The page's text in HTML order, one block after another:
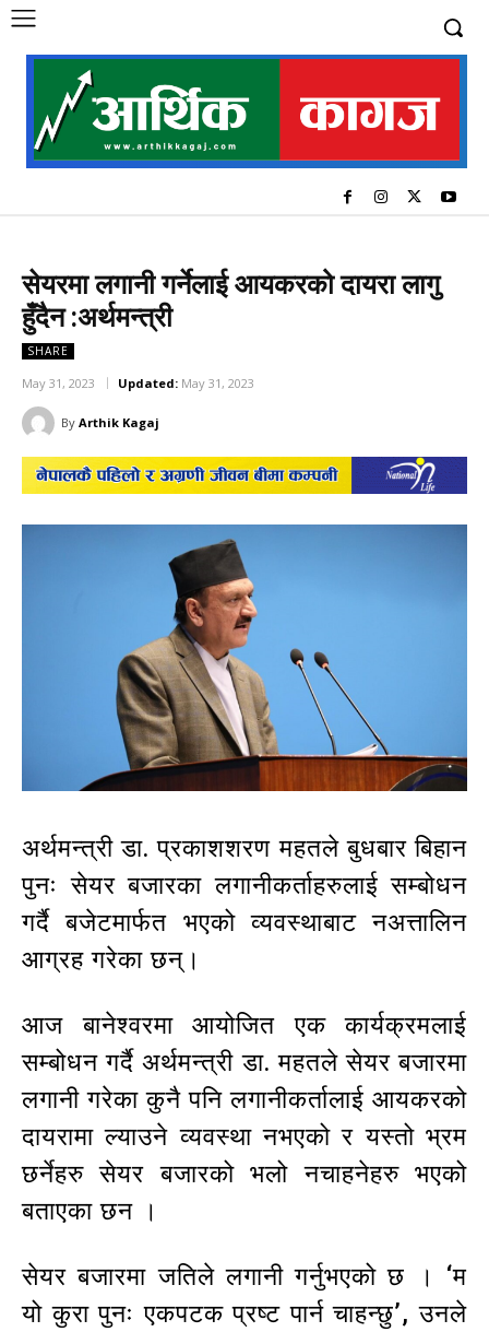
सेयरमा लगानी गर्नेलाई आयकरको दायरा लागु
हुँदैन :अर्थमन्त्री
SHARE
May 31, 2023 Updated: May 31, 2023
By Arthik Kagaj
अर्थमन्त्री डा. प्रकाशशरण महतले बुधबार बिहान
पुनः सेयर बजारका लगानीकर्ताहरुलाई सम्बोधन
गर्दै बजेटमार्फत भएको व्यवस्थाबाट नअत्तालिन
आग्रह गरेका छन्।
आज बानेश्वरमा आयोजित एक कार्यक्रमलाई
सम्बोधन गर्दै अर्थमन्त्री डा. महतले सेयर बजारमा
लगानी गरेका कुनै पनि लगानीकर्तालाई आयकरको
दायरामा ल्याउने व्यवस्था नभएको र यस्तो भ्रम
छर्नेहरु सेयर बजारको भलो नचाहनेहरु भएको
बताएका छन ।
सेयर बजारमा जतिले लगानी गर्नुभएको छ । ‘म
यो कुरा पुनः एकपटक प्रष्ट पार्न चाहन्छु’, उनले